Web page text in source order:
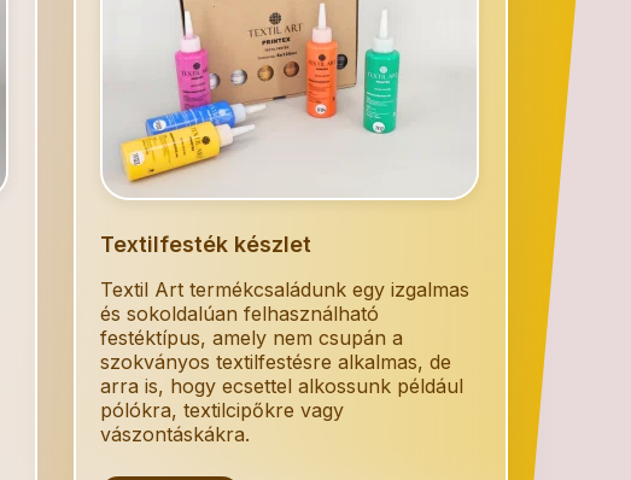
Textilfesték készlet
Textil Art termékcsaládunk egy izgalmas
és sokoldalúan felhasználható
festéktípus, amely nem csupán a
szokványos textilfestésre alkalmas, de
arra is, hogy ecsettel alkossunk például
pólókra, textilcipőkre vagy
vászontáskákra.